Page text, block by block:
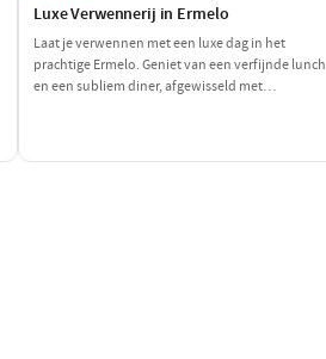
Luxe Verwennerij in Ermelo
Laat je verwennen met een luxe dag in het
prachtige Ermelo. Geniet van een verfijnde lunch
en een subliem diner, afgewisseld met